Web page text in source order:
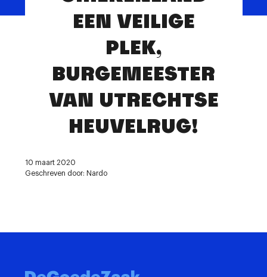
EEN VEILIGE
PLEK,
BURGEMEESTER
VAN UTRECHTSE
HEUVELRUG!
10 maart 2020
Geschreven door: Nardo